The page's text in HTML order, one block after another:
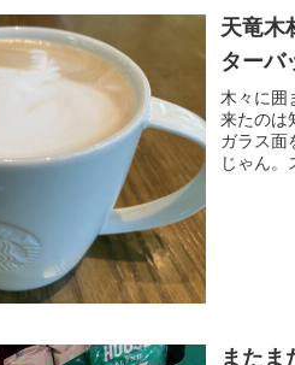
天竜木
ターバ
木々に囲
来たのは
ガラス面
じゃん。
またま